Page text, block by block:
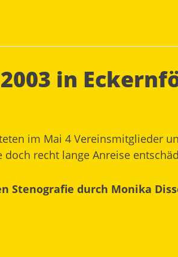
in
im Mai 4 Vereinsmitglieder
recht lange Anreise
Stenografie durch Monika